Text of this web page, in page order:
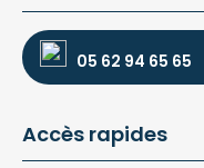
05 62 94 65 65
Accès rapides